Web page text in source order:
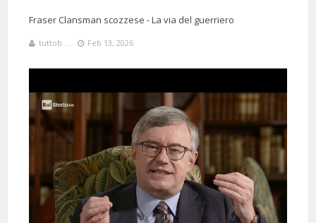
Fraser Clansman scozzese - La via del guerriero
tuttob ... Feb 13, 2026